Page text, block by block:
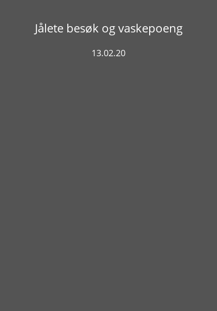
Jålete besøk og vaskepoeng
13.02.20